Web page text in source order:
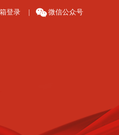
登录 微信公众号